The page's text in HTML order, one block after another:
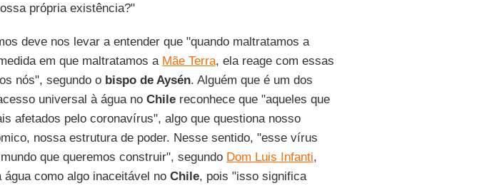
própria existência?"
deve nos levar a entender que "quando maltratamos a
em que maltratamos a Mãe Terra, ela reage com essas
nós", segundo o bispo de Aysén. Alguém que é um dos
universal à água no Chilereconhece que "aqueles que
afetados pelo coronavírus", algo que questiona nosso
nossa estrutura de poder. Nesse sentido, "esse vírus
que queremos construir", segundo Dom Luis Infanti,
como algo inaceitável no Chile, pois "isso significa